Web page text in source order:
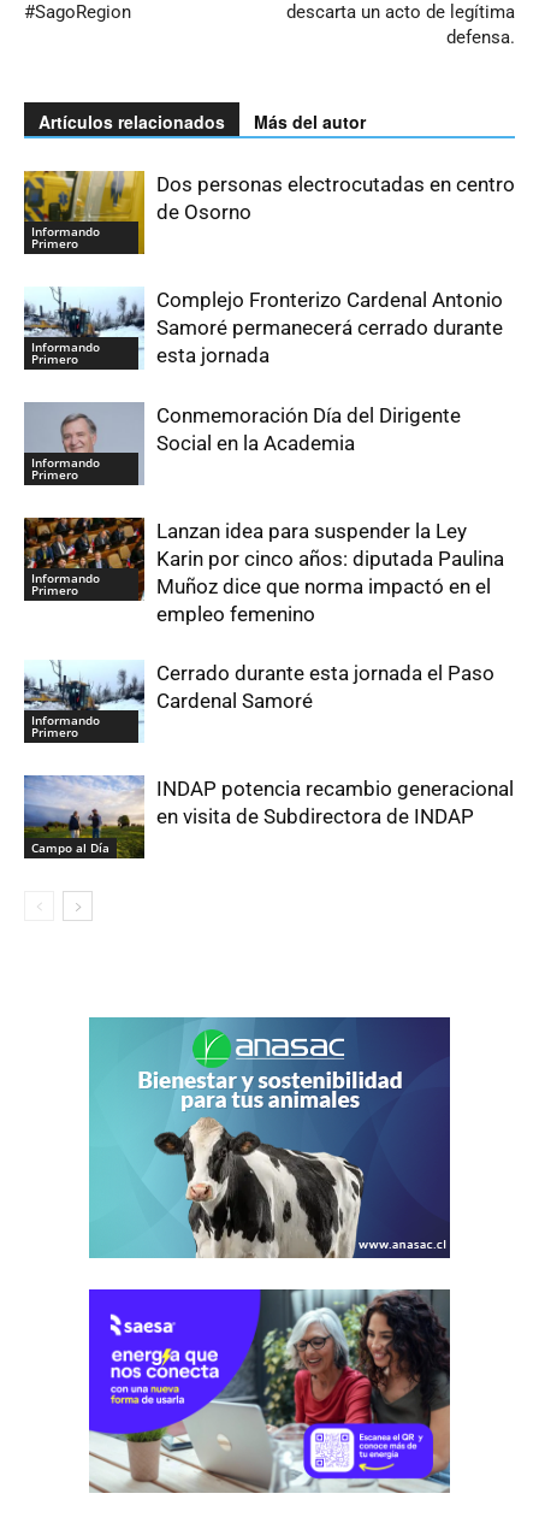
#SagoRegion
descarta un acto de legítima
defensa.
Artículos relacionados Más del autor
Informando
Primero
Dos personas electrocutadas en centro
de Osorno
Informando
Primero
Complejo Fronterizo Cardenal Antonio
Samoré permanecerá cerrado durante
esta jornada
Informando
Primero
Conmemoración Día del Dirigente
Social en la Academia
Informando
Primero
Lanzan idea para suspender la Ley
Karin por cinco años: diputada Paulina
Muñoz dice que norma impactó en el
empleo femenino
Informando
Primero
Cerrado durante esta jornada el Paso
Cardenal Samoré
Campo al Día
INDAP potencia recambio generacional
en visita de Subdirectora de INDAP